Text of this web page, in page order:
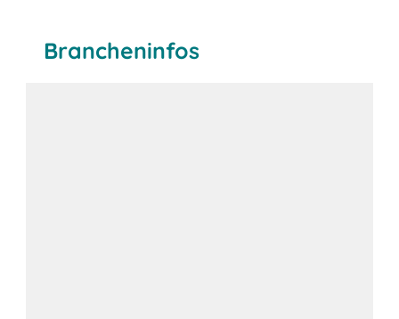
Brancheninfos